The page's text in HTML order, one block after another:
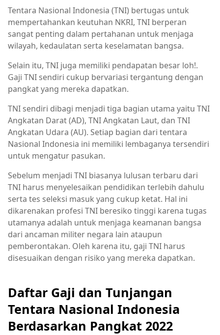
Tentara Nasional Indonesia (TNI) bertugas untuk
mempertahankan keutuhan NKRI, TNI berperan
sangat penting dalam pertahanan untuk menjaga
wilayah, kedaulatan serta keselamatan bangsa.
Selain itu, TNI juga memiliki pendapatan besar loh!.
Gaji TNI sendiri cukup bervariasi tergantung dengan
pangkat yang mereka dapatkan.
TNI sendiri dibagi menjadi tiga bagian utama yaitu TNI
Angkatan Darat (AD), TNI Angkatan Laut, dan TNI
Angkatan Udara (AU). Setiap bagian dari tentara
Nasional Indonesia ini memiliki lembaganya tersendiri
untuk mengatur pasukan.
Sebelum menjadi TNI biasanya lulusan terbaru dari
TNI harus menyelesaikan pendidikan terlebih dahulu
serta tes seleksi masuk yang cukup ketat. Hal ini
dikarenakan profesi TNI beresiko tinggi karena tugas
utamanya adalah untuk menjaga keamanan bangsa
dari ancaman militer negara lain ataupun
pemberontakan. Oleh karena itu, gaji TNI harus
disesuaikan dengan risiko yang mereka dapatkan.
Daftar Gaji dan Tunjangan
Tentara Nasional Indonesia
Berdasarkan Pangkat 2022